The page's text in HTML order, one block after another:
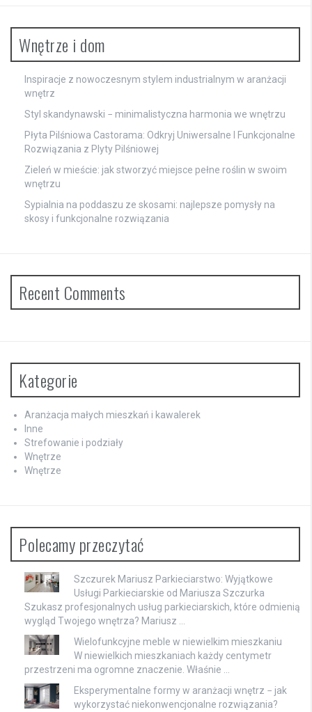
Wnętrze i dom
Inspiracje z nowoczesnym stylem industrialnym w aranżacji
wnętrz
Styl skandynawski − minimalistyczna harmonia we wnętrzu
Płyta Pilśniowa Castorama: Odkryj Uniwersalne I Funkcjonalne
Rozwiązania z Plyty Pilśniowej
Zieleń w mieście: jak stworzyć miejsce pełne roślin w swoim
wnętrzu
Sypialnia na poddaszu ze skosami: najlepsze pomysły na
skosy i funkcjonalne rozwiązania
Recent Comments
Kategorie
Aranżacja małych mieszkań i kawalerek
Inne
Strefowanie i podziały
Wnętrze
Wnętrze
Polecamy przeczytać
Szczurek Mariusz Parkieciarstwo: Wyjątkowe
Usługi Parkieciarskie od Mariusza Szczurka
Szukasz profesjonalnych usług parkieciarskich, które odmienią
wygląd Twojego wnętrza? Mariusz …
Wielofunkcyjne meble w niewielkim mieszkaniu
W niewielkich mieszkaniach każdy centymetr
przestrzeni ma ogromne znaczenie. Właśnie …
Eksperymentalne formy w aranżacji wnętrz − jak
wykorzystać niekonwencjonalne rozwiązania?